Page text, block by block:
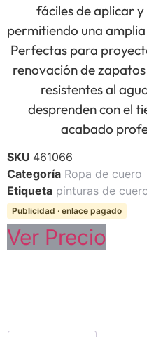
fáciles de aplicar
permitiendo una
Perfectas para
renovación de
resistentes al
desprenden con el
acabado
SKU 461066
Categoría Ropa de cuero
Etiqueta pinturas de
Publicidad · enlace pagado
Ver Precio